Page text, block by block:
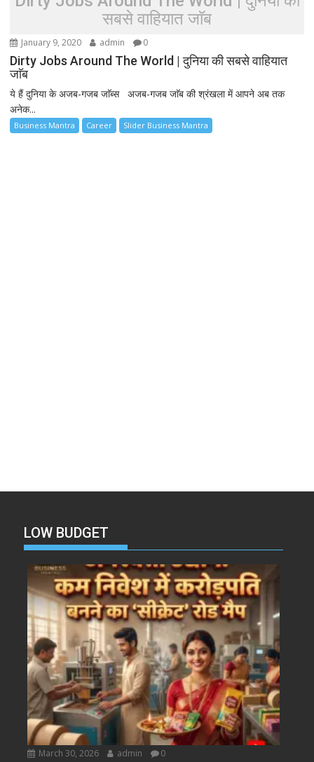
सबसे वाहियात जाॅब
January 9, 2020 admin 0
Dirty Jobs Around The World | दुनिया की सबसे वाहियात
जाॅब
ये हैं दुनिया के अजब-गजब जाॅब्स अजब-गजब जाॅब की श्रंखला में आपने अब तक
अनेक...
Business Mantra Career Slider Business Mantra
LOW BUDGET
March 30, 2026 admin 0